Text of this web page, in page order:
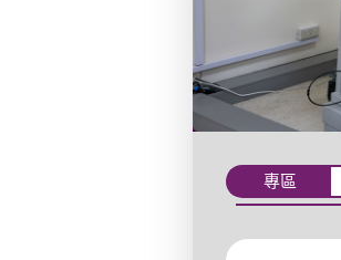
專區